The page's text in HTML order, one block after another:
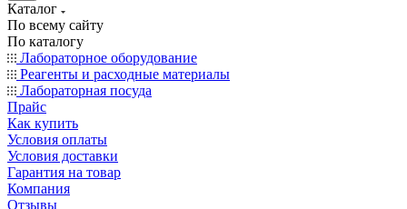
Каталог
По всему сайту
По каталогу
Лабораторное оборудование
Реагенты и расходные материалы
Лабораторная посуда
Прайс
Как купить
Условия оплаты
Условия доставки
Гарантия на товар
Компания
Отзывы